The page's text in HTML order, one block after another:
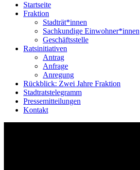
Startseite
Fraktion
Stadträt*innen
Sachkundige Einwohner*innen
Geschäftsstelle
Ratsinitiativen
Antrag
Anfrage
Anregung
Rückblick: Zwei Jahre Fraktion
Stadtratstelegramm
Pressemitteilungen
Kontakt